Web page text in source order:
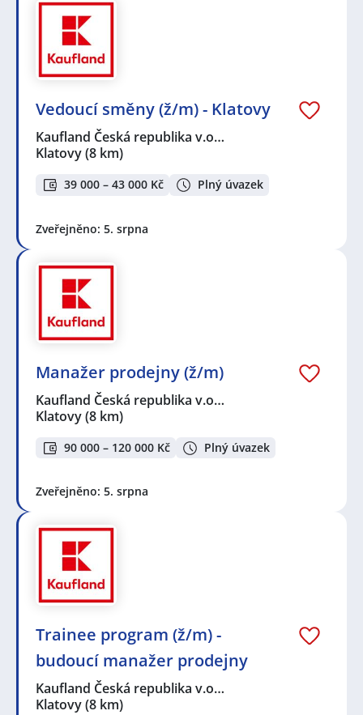
Vedoucí směny (ž/m) - Klatovy
Kaufland Česká republika v.o…
Klatovy(8 km)
39 000 – 43 000 Kč Plný úvazek
Zveřejněno: 5. srpna
Manažer prodejny (ž/m)
Kaufland Česká republika v.o…
Klatovy(8 km)
90 000 – 120 000 Kč Plný úvazek
Zveřejněno: 5. srpna
Trainee program (ž/m) -
budoucí manažer prodejny
Kaufland Česká republika v.o…
Klatovy(8 km)